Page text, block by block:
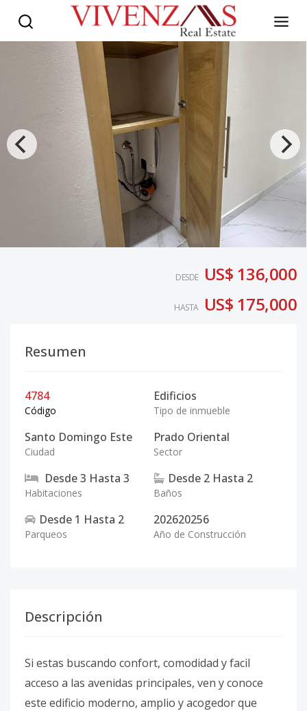
DESDE US$ 136,000
HASTA US$ 175,000
Resumen
4784
Código
Edificios
Tipo de inmueble
Santo Domingo Este
Ciudad
Prado Oriental
Sector
Desde3 Hasta 3
Habitaciones
Desde 2 Hasta 2
Baños
Desde 1 Hasta 2
Parqueos
202620256
Año de Construcción
Descripción
Si estas buscando confort, comodidad y facil
acceso a las avenidas principales, ven y conoce
este edificio moderno, amplio y acogedor que